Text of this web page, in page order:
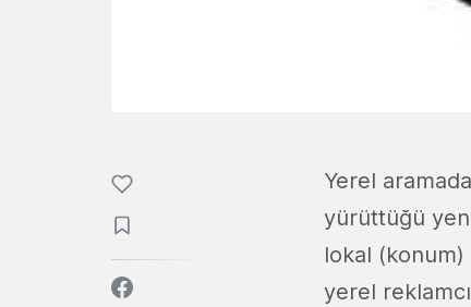
Yerel
yürüttüğü
lokal (konum)
yerel